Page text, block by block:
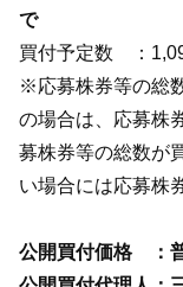
で
買付予定数 ：
※応募株券等の総
の場合は、応募株
募株券等の総数が
い場合には応募株
公開買付価格 ：